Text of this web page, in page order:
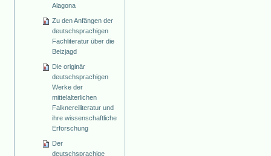
Alagona
Zu den Anfängen der
deutschsprachigen
Fachliteratur über die
Beizjagd
Die originär
deutschsprachigen
Werke der
mittelalterlichen
Falknereiliteratur und
ihre wissenschaftliche
Erforschung
Der
deutschsprachige